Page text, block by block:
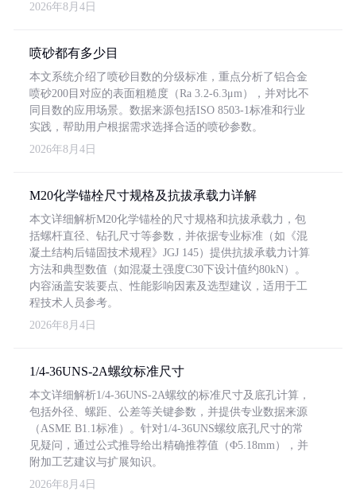
2026年8月4日
喷砂都有多少目
本文系统介绍了喷砂目数的分级标准，重点分析了铝合金
喷砂200目对应的表面粗糙度（Ra 3.2-6.3μm），并对比不
同目数的应用场景。数据来源包括ISO 8503-1标准和行业
实践，帮助用户根据需求选择合适的喷砂参数。
2026年8月4日
M20化学锚栓尺寸规格及抗拔承载力详解
本文详细解析M20化学锚栓的尺寸规格和抗拔承载力，包
括螺杆直径、钻孔尺寸等参数，并依据专业标准（如《混
凝土结构后锚固技术规程》JGJ 145）提供抗拔承载力计算
方法和典型数值（如混凝土强度C30下设计值约80kN）。
内容涵盖安装要点、性能影响因素及选型建议，适用于工
程技术人员参考。
2026年8月4日
1/4-36UNS-2A螺纹标准尺寸
本文详细解析1/4-36UNS-2A螺纹的标准尺寸及底孔计算，
包括外径、螺距、公差等关键参数，并提供专业数据来源
（ASME B1.1标准）。针对1/4-36UNS螺纹底孔尺寸的常
见疑问，通过公式推导给出精确推荐值（Φ5.18mm），并
附加工艺建议与扩展知识。
2026年8月4日